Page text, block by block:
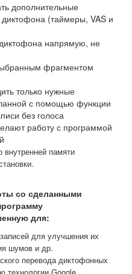
дополнительные
(таймеры, VAS и
напрямую, не
фрагментом
только нужные
с помощью функции
без голоса
работу с программой
внутренней памяти
со сделанными
для:
для улучшения их
шумов и др.
перевода диктофонных